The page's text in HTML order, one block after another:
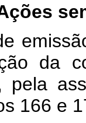
da
pela
166 e